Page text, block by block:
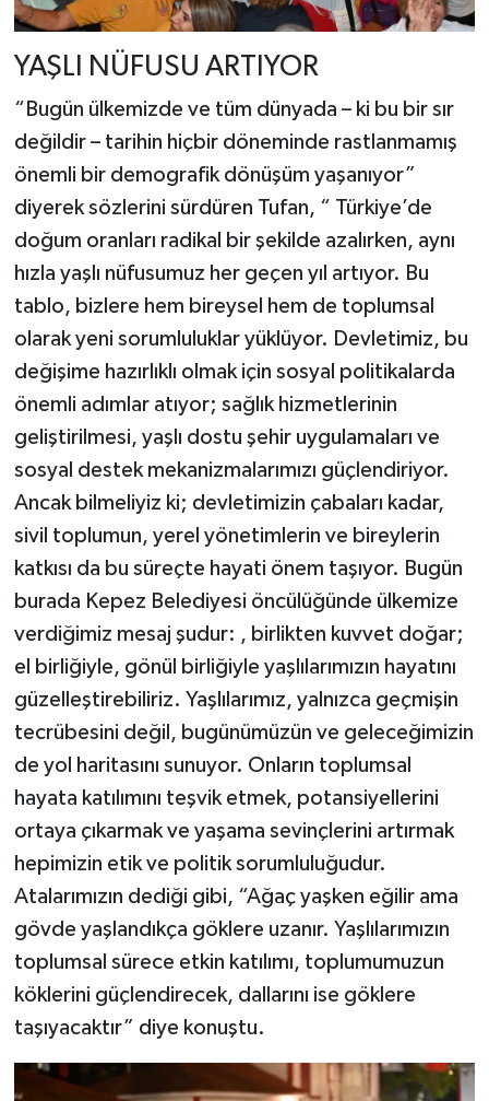
YAŞLI NÜFUSU ARTIYOR
“Bugün ülkemizde ve tüm dünyada – ki bu bir sır
değildir – tarihin hiçbir döneminde rastlanmamış
önemli bir demografik dönüşüm yaşanıyor”
diyerek sözlerini sürdüren Tufan, “ Türkiye’de
doğum oranları radikal bir şekilde azalırken, aynı
hızla yaşlı nüfusumuz her geçen yıl artıyor. Bu
tablo, bizlere hem bireysel hem de toplumsal
olarak yeni sorumluluklar yüklüyor. Devletimiz, bu
değişime hazırlıklı olmak için sosyal politikalarda
önemli adımlar atıyor; sağlık hizmetlerinin
geliştirilmesi, yaşlı dostu şehir uygulamaları ve
sosyal destek mekanizmalarımızı güçlendiriyor.
Ancak bilmeliyiz ki; devletimizin çabaları kadar,
sivil toplumun, yerel yönetimlerin ve bireylerin
katkısı da bu süreçte hayati önem taşıyor. Bugün
burada Kepez Belediyesi öncülüğünde ülkemize
verdiğimiz mesaj şudur: , birlikten kuvvet doğar;
el birliğiyle, gönül birliğiyle yaşlılarımızın hayatını
güzelleştirebiliriz. Yaşlılarımız, yalnızca geçmişin
tecrübesini değil, bugünümüzün ve geleceğimizin
de yol haritasını sunuyor. Onların toplumsal
hayata katılımını teşvik etmek, potansiyellerini
ortaya çıkarmak ve yaşama sevinçlerini artırmak
hepimizin etik ve politik sorumluluğudur.
Atalarımızın dediği gibi, “Ağaç yaşken eğilir ama
gövde yaşlandıkça göklere uzanır. Yaşlılarımızın
toplumsal sürece etkin katılımı, toplumumuzun
köklerini güçlendirecek, dallarını ise göklere
taşıyacaktır” diye konuştu.